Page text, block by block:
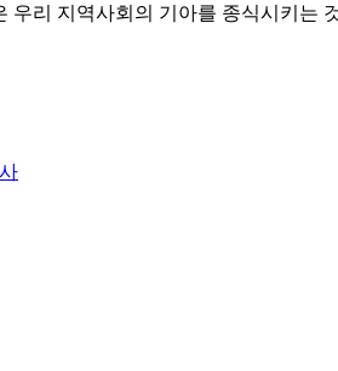
우리 지역사회의 기아를 종식시키는